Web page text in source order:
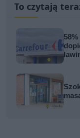
To czytają